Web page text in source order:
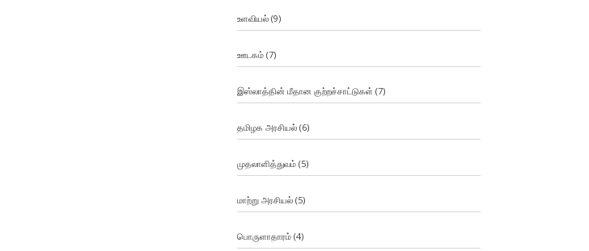
உளவியல்(9)
ஊடகம்(7)
இஸ்லாத்தின் மீதான குற்றச்சாட்டுகள் (7)
தமிழக அரசியல்(6)
முதலாளித்துவம்(5)
மாற்று அரசியல்(5)
பொருளாதாரம்(4)